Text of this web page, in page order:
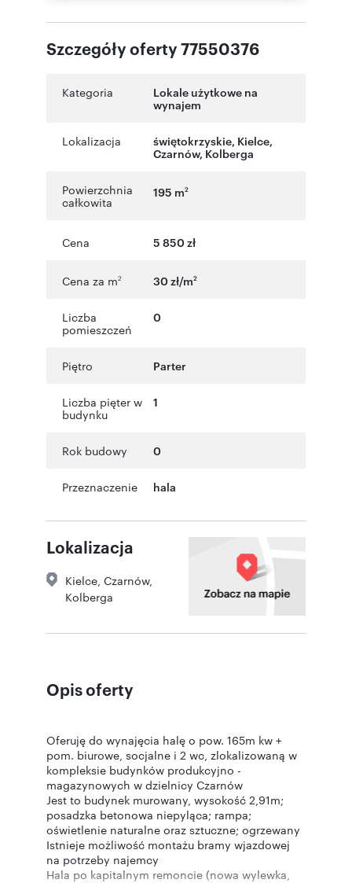
Szczegóły oferty 77550376
Kategoria
Lokale użytkowe na
wynajem
Lokalizacja świętokrzyskie, Kielce,
Czarnów, Kolberga
Powierzchnia
całkowita
195 m2
Cena 5 850 zł
Cena za m2 30 zł/m2
Liczba
pomieszczeń
0
Piętro Parter
Liczba pięter w
budynku
1
Rok budowy 0
Przeznaczenie hala
Lokalizacja
Kielce Czarnów,
Kolberga
Opis oferty
Oferuję do wynajęcia halę o pow. 165m kw +
pom. biurowe, socjalne i 2 wc, zlokalizowaną w
kompleksie budynków produkcyjno -
magazynowych w dzielnicy Czarnów
Jest to budynek murowany, wysokość 2,91m;
posadzka betonowa niepyląca; rampa;
oświetlenie naturalne oraz sztuczne; ogrzewany
Istnieje możliwość montażu bramy wjazdowej
na potrzeby najemcy
Hala po kapitalnym remoncie (nowa wylewka,